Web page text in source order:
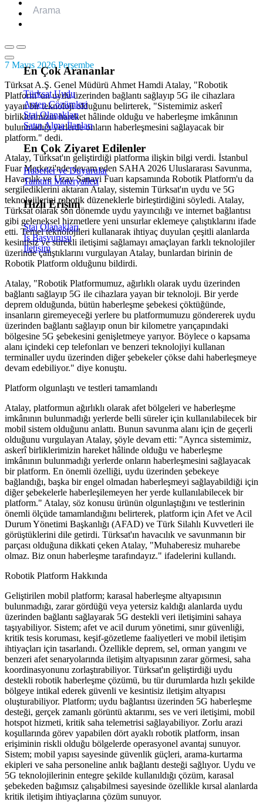
Analitik Çerezler
Pazarlama Çerezleri
Bu çerezler, reklamcılar tarafından ilgi alanlarınıza göre reklam
Tümünü Reddet
Tercihleri Kaydet
Tümünü Kabul Et
En Çok Arananlar
Türksat Uydu
Anten Çözümleri
Staj Olanakları
Satın Alma İlanları
En Çok Ziyaret Edilenler
Haberler ve Duyurular
Tanıtım Materyalleri
Hızlı Erişim
Staj Olanakları
İş Başvurusu
İletişim
7 Mayıs 2026 Perşembe
Türksat A.Ş. Genel Müdürü Ahmet Hamdi Atalay, "Robotik
Platform"un uydu üzerinden bağlantı sağlayıp 5G ile cihazlara
yayan bir teknoloji olduğunu belirterek, "Sistemimiz askerî
birliklerimizin hareket hâlinde olduğu ve haberleşme imkânının
bulunmadığı yerlerde onların haberleşmesini sağlayacak bir
platform." dedi.
Atalay, Türksat'ın geliştirdiği platforma ilişkin bilgi verdi. İstanbul
Fuar Merkezi'nde devam eden SAHA 2026 Uluslararası Savunma,
Havacılık ve Uzay Sanayi Fuarı kapsamında Robotik Platform'u da
sergilediklerini aktaran Atalay, sistemin Türksat'ın uydu ve 5G
teknolojilerini robotik düzeneklerle birleştirdiğini söyledi. Atalay,
Türksat olarak son dönemde uydu yayıncılığı ve internet bağlantısı
gibi geleneksel hizmetlere yeni unsurlar eklemeye çalıştıklarını ifade
etti. Temel teknolojileri kullanarak ihtiyaç duyulan çeşitli alanlarda
kesintisiz ve sürekli iletişimi sağlamayı amaçlayan farklı teknolojiler
üzerinde çalıştıklarını vurgulayan Atalay, bunlardan birinin de
Robotik Platform olduğunu bildirdi.
Atalay, "Robotik Platformumuz, ağırlıklı olarak uydu üzerinden
bağlantı sağlayıp 5G ile cihazlara yayan bir teknoloji. Bir yerde
deprem olduğunda, bütün haberleşme şebekesi çöktüğünde,
insanların giremeyeceği yerlere bu platformumuzu göndererek uydu
üzerinden bağlantı sağlayıp onun bir kilometre yarıçapındaki
bölgesine 5G şebekesini genişletmeye yarıyor. Böylece o kapsama
alanı içindeki cep telefonları ve benzeri teknolojiyi kullanan
terminaller uydu üzerinden diğer şebekeler çökse dahi haberleşmeye
devam edebiliyor." diye konuştu.
Platform olgunlaştı ve testleri tamamlandı
Atalay, platformun ağırlıklı olarak afet bölgeleri ve haberleşme
imkânının bulunmadığı yerlerde belli süreler için kullanılabilecek bir
mobil sistem olduğunu anlattı. Bunun savunma alanı için de geçerli
olduğunu vurgulayan Atalay, şöyle devam etti: "Ayrıca sistemimiz,
askerî birliklerimizin hareket hâlinde olduğu ve haberleşme
imkânının bulunmadığı yerlerde onların haberleşmesini sağlayacak
bir platform. En önemli özelliği, uydu üzerinden şebekeye
bağlandığı, başka bir engel olmadan haberleşmeyi sağlayabildiği için
diğer şebekelerle haberleşilemeyen her yerde kullanılabilecek bir
platform." Atalay, söz konusu ürünün olgunlaştığını ve testlerinin
önemli ölçüde tamamlandığını belirterek, platform için Afet ve Acil
Durum Yönetimi Başkanlığı (AFAD) ve Türk Silahlı Kuvvetleri ile
görüştüklerini dile getirdi. Türksat'ın havacılık ve savunmanın bir
parçası olduğuna dikkati çeken Atalay, "Muhaberesiz muharebe
olmaz. Biz onun haberleşme tarafındayız." ifadelerini kullandı.
Robotik Platform Hakkında
Geliştirilen mobil platform; karasal haberleşme altyapısının
bulunmadığı, zarar gördüğü veya yetersiz kaldığı alanlarda uydu
üzerinden bağlantı sağlayarak 5G destekli veri iletişimini sahaya
taşıyabiliyor. Sistem; afet ve acil durum yönetimi, sınır güvenliği,
kritik tesis koruması, keşif-gözetleme faaliyetleri ve mobil iletişim
ihtiyaçları için tasarlandı. Özellikle deprem, sel, orman yangını ve
benzeri afet senaryolarında iletişim altyapısının zarar görmesi, saha
koordinasyonunu zorlaştırabiliyor. Türksat'ın geliştirdiği uydu
destekli robotik haberleşme çözümü, bu tür durumlarda hızlı şekilde
bölgeye intikal ederek güvenli ve kesintisiz iletişim altyapısı
oluşturabiliyor. Platform; uydu bağlantısı üzerinden 5G haberleşme
desteği, gerçek zamanlı görüntü aktarımı, ses ve veri iletişimi, mobil
hotspot hizmeti, kritik saha telemetrisi sağlayabiliyor. Zorlu arazi
koşullarında görev yapabilen dört ayaklı robotik platform, insan
erişiminin riskli olduğu bölgelerde operasyonel avantaj sunuyor.
Sistem; mobil yapısı sayesinde güvenlik güçleri, arama-kurtarma
ekipleri ve saha personeline anlık bağlantı desteği sağlıyor. Uydu ve
5G teknolojilerinin entegre şekilde kullanıldığı çözüm, karasal
şebekeden bağımsız çalışabilmesi sayesinde özellikle kırsal alanlarda
kritik iletişim ihtiyaçlarına çözüm sunuyor.